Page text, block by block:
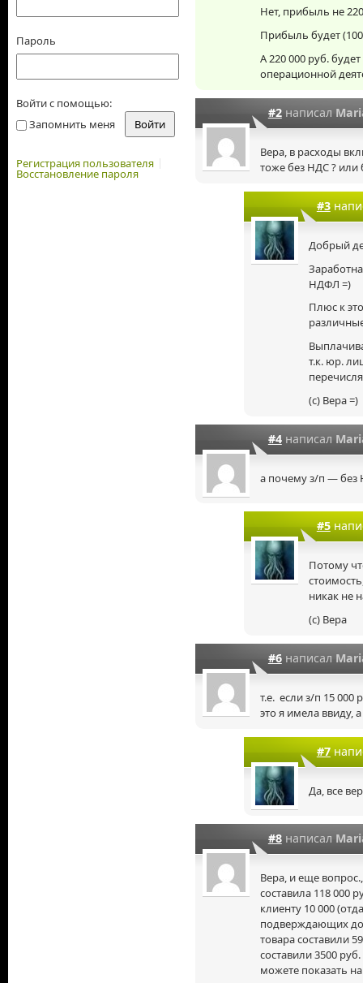
Нет, прибыль не
Прибыль будет
А 220 000 руб.
операционной
#2написал
Вера, в расходы
тоже без НДС ? или
#3
Добрый
НДФЛ =)
Плюс к
т.к. юр.
(с) Вера =)
#4написал
а почему з/п — без
#5
Потому
никак не
(с) Вера
#6написал
т.е. если з/п 15 000
это я имела ввиду,
#7
Да, все
#8написал
Вера, и еще
составила 118 000
клиенту 10 000
подверждающих
товара составили
составили 3500
можете показать
Пароль
Войти с помощью:
Запомнить меня
Регистрация пользователя
Восстановление пароля